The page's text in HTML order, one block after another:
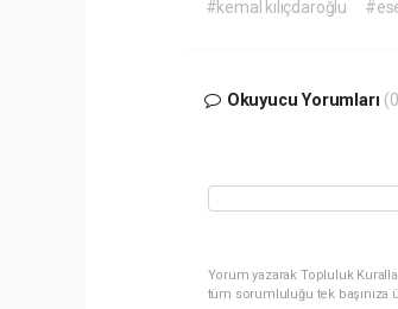
#kemal kılıçdaroğlu
Okuyucu Yorumları
Yorum yazarak Topluluk
tüm sorumluluğu tek